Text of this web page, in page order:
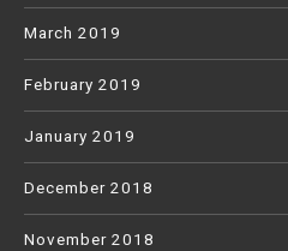
March 2019
February 2019
January 2019
December 2018
November 2018